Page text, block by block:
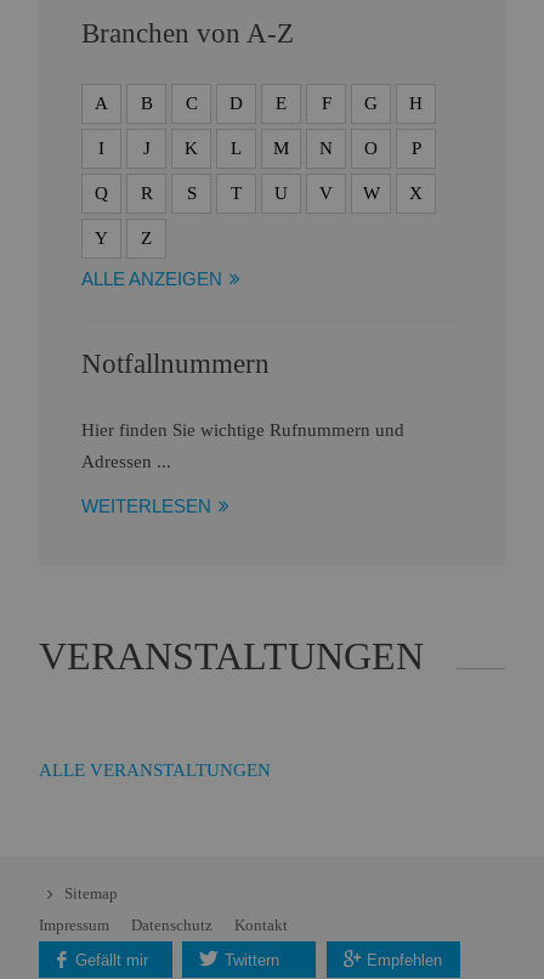
Sitemap
Impressum
Datenschutz
Kontakt
Gefällt mir
Twittern Empfehlen
Branchen von A-Z
A B C D E F G H
I J K L M N O P
Q R S T U V W X
Y Z
ALLE ANZEIGEN
Notfallnummern
Hier finden Sie wichtige Rufnummern und
Adressen ...
WEITERLESEN
VERANSTALTUNGEN
ALLE VERANSTALTUNGEN